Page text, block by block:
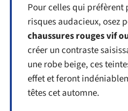
Pour celles qui préfèrent
risques audacieux, osez
chaussures rouges vif
créer un contraste
une robe beige, ces
effet et feront
têtes cet automne.